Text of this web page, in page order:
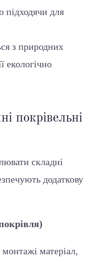
підходячи для
з природних
екологічно
покрівельні
складні
додаткову
матеріал,